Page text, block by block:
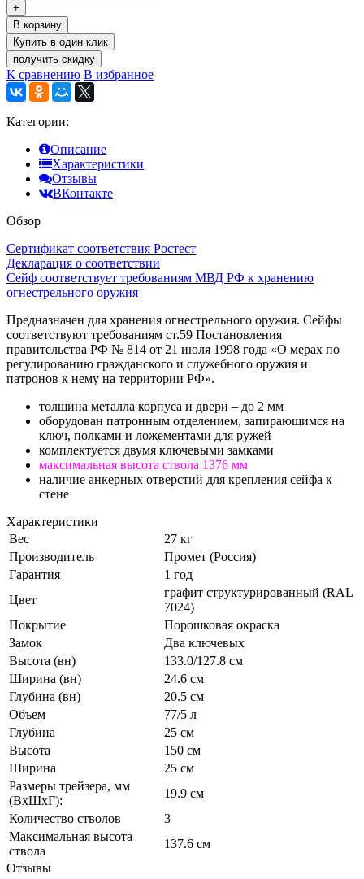
+
В корзину
получить скидку
К сравнению В избранное
Категории:
Описание
Характеристики
Отзывы
ВКонтакте
Обзор
Сертификат соответствия Ростест
Декларация о соответствии
Cейф соответствует требованиям МВД РФ к хранению
огнестрельного оружия
Предназначен для хранения огнестрельного оружия. Сейфы
соответствуют требованиям ст.59 Постановления
правительства РФ № 814 от 21 июля 1998 года «О мерах по
регулированию гражданского и служебного оружия и
патронов к нему на территории РФ».
толщина металла корпуса и двери – до 2 мм
оборудован патронным отделением, запирающимся на
ключ, полками и ложементами для ружей
комплектуется двумя ключевыми замками
максимальная высота ствола 1376 мм
наличие анкерных отверстий для крепления сейфа к
стене
Характеристики
Вес
27 кг
Производитель
Промет (Россия)
Гарантия
1 год
Цвет
графит структурированный (RAL
7024)
Покрытие
Порошковая окраска
Замок
Два ключевых
Высота (вн)
133.0/127.8 см
Ширина (вн)
24.6 см
Глубина (вн)
20.5 см
Объем
77/5 л
Глубина
25 см
Высота
150 см
Ширина
25 см
Размеры трейзера, мм
(ВхШхГ):
19.9 см
Количество стволов
3
Максимальная высота
ствола
137.6 см
Отзывы